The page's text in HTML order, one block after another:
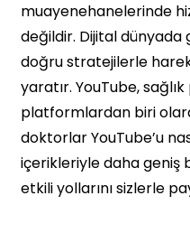
muayenehanelerinde
değildir. Dijital dünyada
doğru stratejilerle
yaratır. YouTube,
platformlardan biri
doktorlar YouTube’u
içerikleriyle daha geniş
etkili yollarını sizlerle